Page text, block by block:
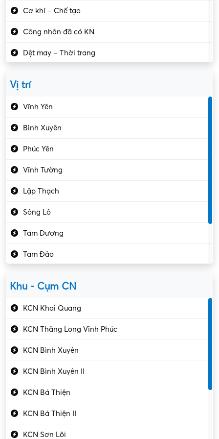
Cơ khí – Chế tạo
Công nhân đã có KN
Dệt may – Thời trang
Kiểm soát chất lượng
Kỹ sư cơ khí
Kỹ sư điện
Kỹ thuật cao
Kỹ thuật mạng – IT
Làm bán thời gian
Lao động phổ thông
Lập trình – Phát triển
Luật – Công chứng
Vị trí
Vĩnh Yên
Bình Xuyên
Phúc Yên
Vĩnh Tường
Lập Thạch
Sông Lô
Tam Dương
Tam Đảo
Khu - Cụm CN
KCN Khai Quang
KCN Thăng Long Vĩnh Phúc
KCN Bình Xuyên
KCN Bình Xuyên II
KCN Bá Thiện
KCN Bá Thiện II
KCN Sơn Lôi